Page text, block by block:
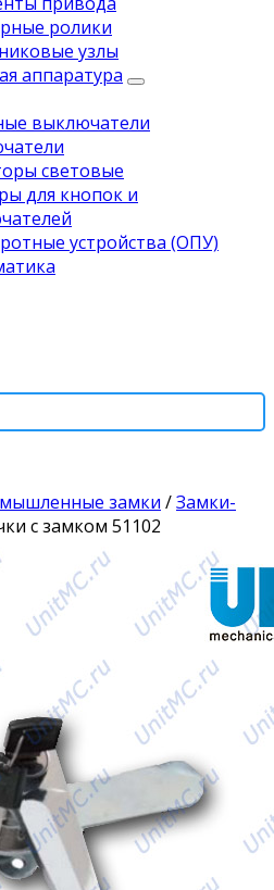
pолики
узлы
аппаратура
выключатели
световые
для кнопок и
устройства (ОПУ)
замки /Замки-
с замком 51102